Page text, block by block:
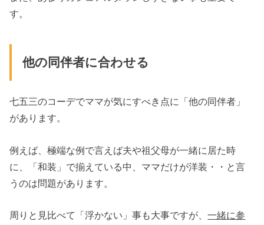
す。
他の同伴者に合わせる
七五三のコーデでママが気にすべき点に「他の同伴者」
があります。
例えば、極端な例で言えば夫や祖父母が一緒に居た時
に、「和装」で揃えている中、ママだけが洋装・・と言
うのは問題があります。
周りと見比べて「浮かない」事も大事ですが、一緒に参